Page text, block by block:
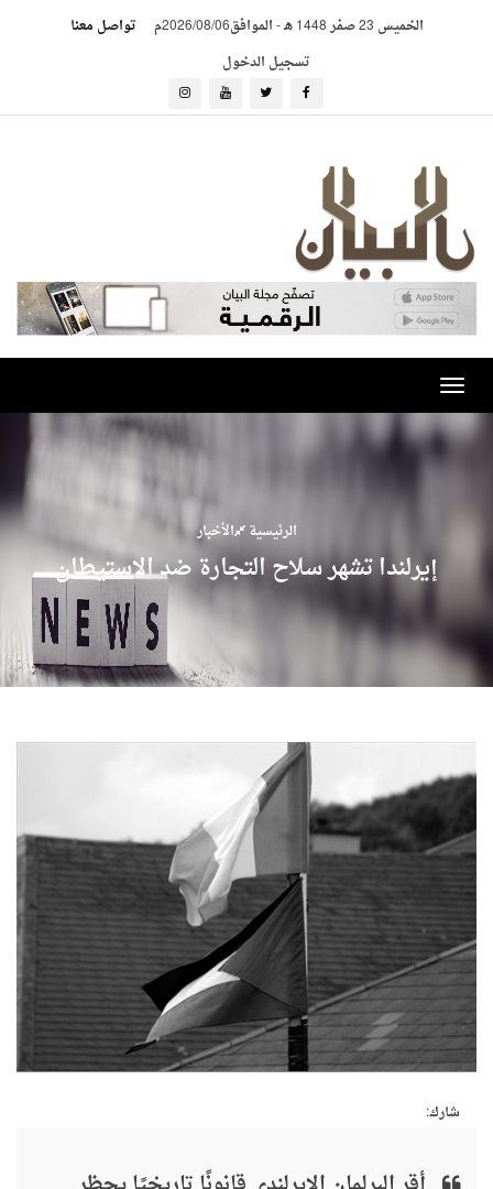
الخميس 23 صفر 1448 هـ -الموافق2026/08/06م
تواصل معنا
تسجيل الدخول
Toggle
navigation
الرئيسية الأخبار
إيرلندا تشهر سلاح التجارة ضد الاستيطان
شارك: